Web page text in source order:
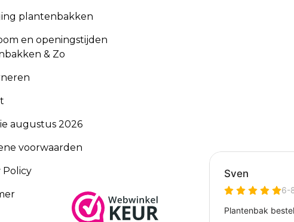
plantenbakken
en openingstijden
& Zo
augustus 2026
voorwaarden
Policy